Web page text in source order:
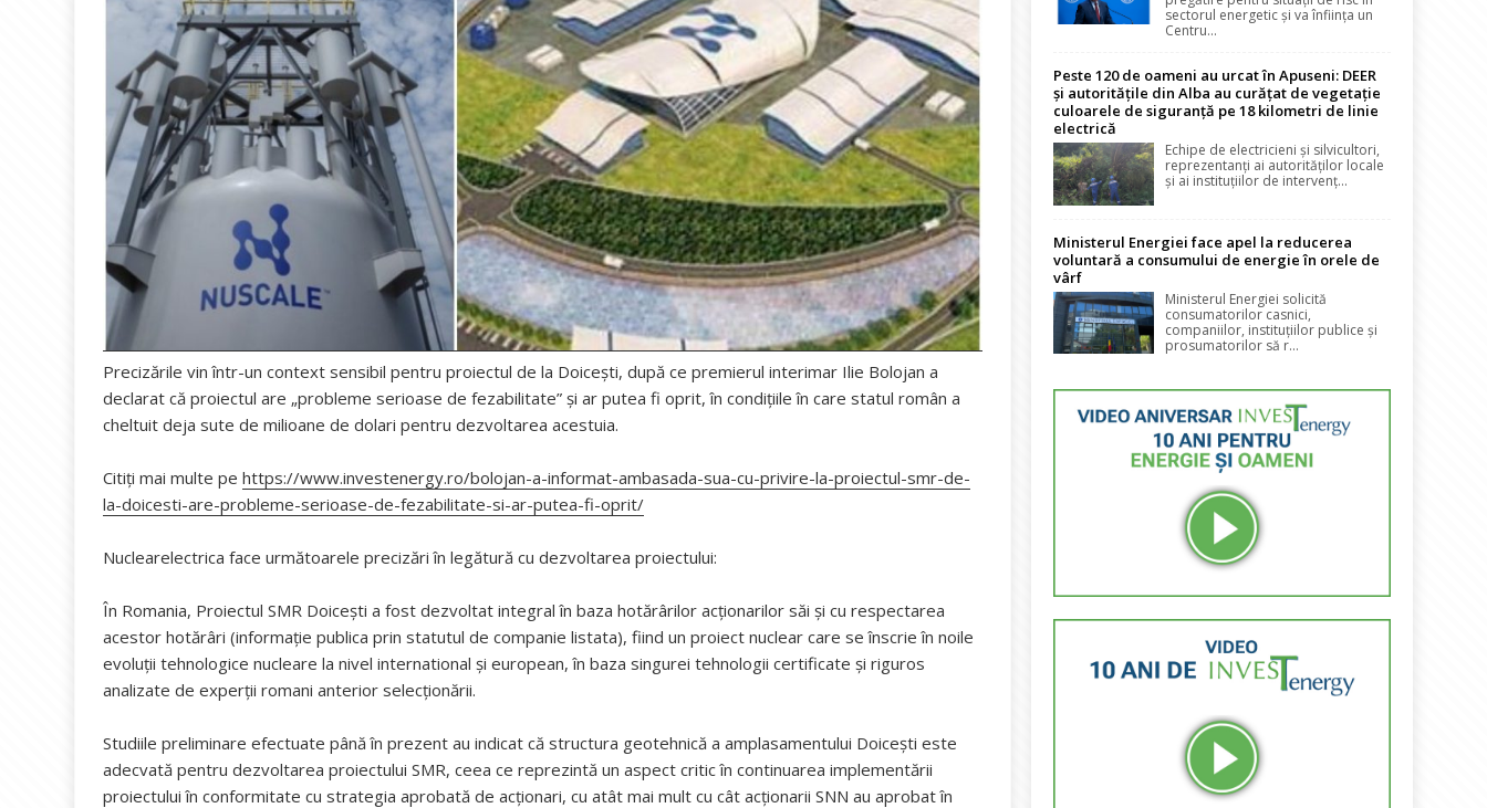
Precizările vin într-un context sensibil pentru proiectul de la Doicești, după ce premierul interimar Ilie Bolojan a
declarat că proiectul are „probleme serioase de fezabilitate” și ar putea fi oprit, în condițiile în care statul român a
cheltuit deja sute de milioane de dolari pentru dezvoltarea acestuia.
Citiți mai multe pehttps://www.investenergy.ro/bolojan-a-informat-ambasada-sua-cu-privire-la-proiectul-smr-de-
la-doicesti-are-probleme-serioase-de-fezabilitate-si-ar-putea-fi-oprit/
Nuclearelectrica face următoarele precizări în legătură cu dezvoltarea proiectului:
În Romania, Proiectul SMR Doicești a fost dezvoltat integral în baza hotărârilor acționarilor săi și cu respectarea
acestor hotărâri (informație publica prin statutul de companie listata), fiind un proiect nuclear care se înscrie în noile
evoluții tehnologice nucleare la nivel international și european, în baza singurei tehnologii certificate și riguros
analizate de experții romani anterior selecționării.
Studiile preliminare efectuate până în prezent au indicat că structura geotehnică a amplasamentului Doicești este
adecvată pentru dezvoltarea proiectului SMR, ceea ce reprezintă un aspect critic în continuarea implementării
proiectului în conformitate cu strategia aprobată de acționari, cu atât mai mult cu cât acționarii SNN au aprobat în
sectorul energetic și va înființa un
Centru...
Peste 120 de oameni au urcat în Apuseni: DEER
și autoritățile din Alba au curățat de vegetație
culoarele de siguranță pe 18 kilometri de linie
electrică
Echipe de electricieni și silvicultori,
reprezentanți ai autorităților locale
și ai instituțiilor de intervenț...
Ministerul Energiei face apel la reducerea
voluntară a consumului de energie în orele de
vârf
Ministerul Energiei solicită
consumatorilor casnici,
companiilor, instituțiilor publice și
prosumatorilor să r...